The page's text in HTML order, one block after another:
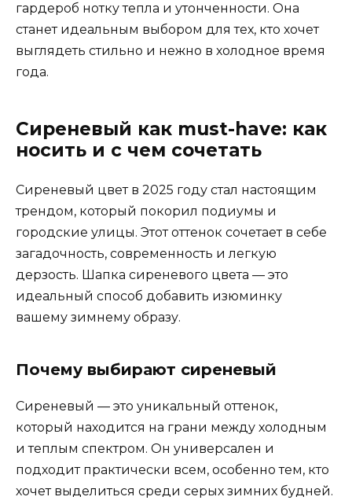
гардероб нотку тепла и утонченности. Она
станет идеальным выбором для тех, кто хочет
выглядеть стильно и нежно в холодное время
года.
Сиреневый как must-have: как
носить и с чем сочетать
Сиреневый цвет в 2025 году стал настоящим
трендом, который покорил подиумы и
городские улицы. Этот оттенок сочетает в себе
загадочность, современность и легкую
дерзость. Шапка сиреневого цвета — это
идеальный способ добавить изюминку
вашему зимнему образу.
Почему выбирают сиреневый
Сиреневый — это уникальный оттенок,
который находится на грани между холодным
и теплым спектром. Он универсален и
подходит практически всем, особенно тем, кто
хочет выделиться среди серых зимних будней.